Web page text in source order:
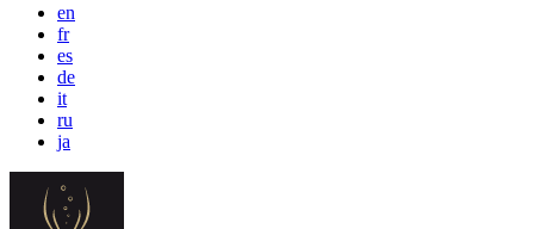
en
fr
es
de
it
ru
ja